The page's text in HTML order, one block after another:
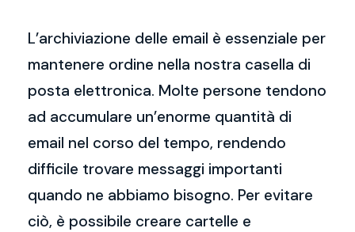
L’archiviazione delle email è essenziale per
mantenere ordine nella nostra casella di
posta elettronica. Molte persone tendono
ad accumulare un’enorme quantità di
email nel corso del tempo, rendendo
difficile trovare messaggi importanti
quando ne abbiamo bisogno. Per evitare
ciò, è possibile creare cartelle e